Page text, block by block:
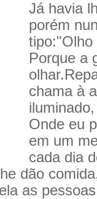
Já havia
porém
tipo:"Olho
Porque a
chama à
Onde eu
em um
cada dia
dão
as